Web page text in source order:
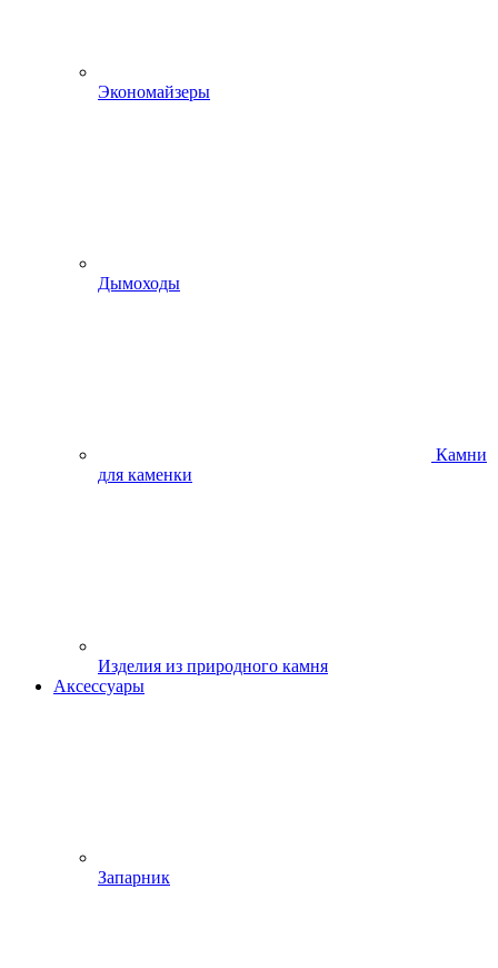
Экономайзеры
Дымоходы
Камни
для каменки
Изделия из природного камня
Аксессуары
Запарник